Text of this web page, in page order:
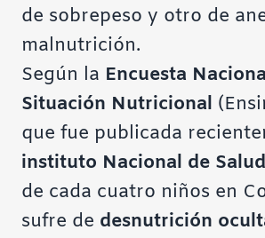
de sobrepeso y otro de
malnutrición.
Según la Encuesta
Situación Nutricional
que fue publicada
instituto Nacional de
de cada cuatro niños en
sufre de desnutrición